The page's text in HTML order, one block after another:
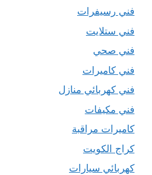
فني رسيفرات
فني ستلايت
فني صحي
فني كاميرات
فني كهربائي منازل
فني مكيفات
كاميرات مراقبة
كراج الكويت
كهربائي سيارات